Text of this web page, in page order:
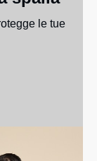
le tue